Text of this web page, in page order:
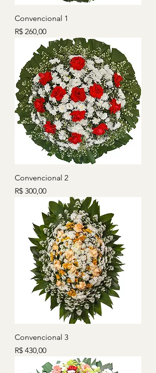
Convencional 1
Preço
R$ 260,00
Convencional 2
Preço
R$ 300,00
Convencional 3
Preço
R$ 430,00